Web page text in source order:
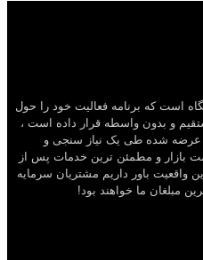
است که برنامه فعالیت خود را حول
و بدون واسطه قرار داده است ،
عرضه شده طی یک نیاز سنجی و
بازار و مطمئن ترین خدمات پس از
واقعیت باور داریم مشتریان سرمایه
مبلغان ما خواهند بود!